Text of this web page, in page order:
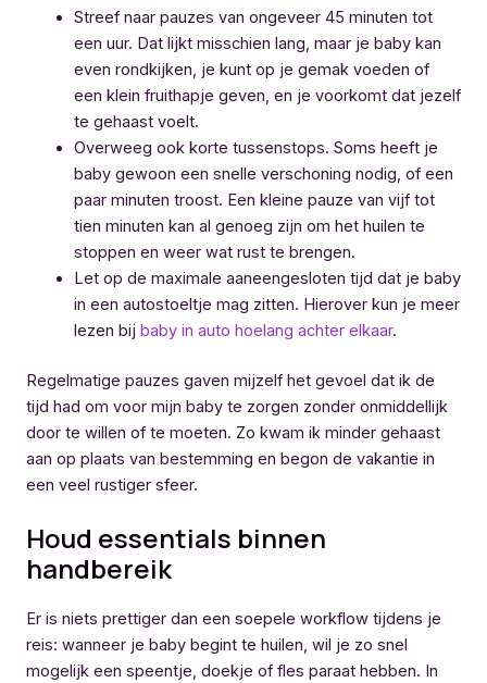
Streef naar pauzes van ongeveer 45 minuten tot
een uur. Dat lijkt misschien lang, maar je baby kan
even rondkijken, je kunt op je gemak voeden of
een klein fruithapje geven, en je voorkomt dat jezelf
te gehaast voelt.
Overweeg ook korte tussenstops. Soms heeft je
baby gewoon een snelle verschoning nodig, of een
paar minuten troost. Een kleine pauze van vijf tot
tien minuten kan al genoeg zijn om het huilen te
stoppen en weer wat rust te brengen.
Let op de maximale aaneengesloten tijd dat je baby
in een autostoeltje mag zitten. Hierover kun je meer
lezen bij baby in auto hoelang achter elkaar.
Regelmatige pauzes gaven mijzelf het gevoel dat ik de
tijd had om voor mijn baby te zorgen zonder onmiddellijk
door te willen of te moeten. Zo kwam ik minder gehaast
aan op plaats van bestemming en begon de vakantie in
een veel rustiger sfeer.
Houd essentials binnen
handbereik
Er is niets prettiger dan een soepele workflow tijdens je
reis: wanneer je baby begint te huilen, wil je zo snel
mogelijk een speentje, doekje of fles paraat hebben. In